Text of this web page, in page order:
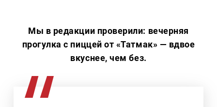
Мы в редакции проверили: вечерняя
прогулка с пиццей от «Татмак» — вдвое
вкуснее, чем без.